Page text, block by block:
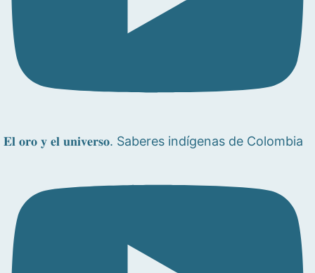
𝐄𝐥 𝐨𝐫𝐨 𝐲 𝐞𝐥 𝐮𝐧𝐢𝐯𝐞𝐫𝐬𝐨. Saberes indígenas de Colombia